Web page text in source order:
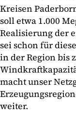
Kreisen
soll etwa 1.000
Realisierung der
sei schon für
in der Region bis
macht unser
weiter.